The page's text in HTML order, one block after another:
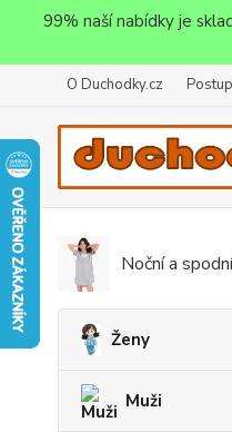
99% naší nabídky je
O Duchodky.cz
Noční a
Ženy
Muži